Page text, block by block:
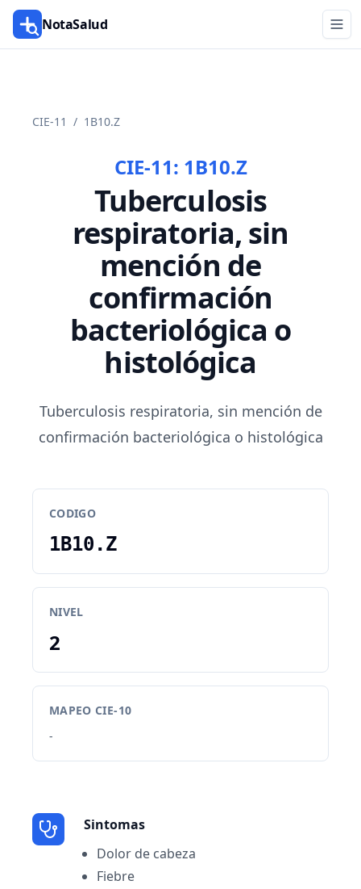
NotaSalud
CIE-11 / 1B10.Z
CIE-11: 1B10.Z
Tuberculosis
respiratoria, sin
mención de
confirmación
bacteriológica o
histológica
Tuberculosis respiratoria, sin mención de
confirmación bacteriológica o histológica
CODIGO
1B10.Z
NIVEL
2
MAPEO CIE-10
-
Sintomas
Dolor de cabeza
Fiebre